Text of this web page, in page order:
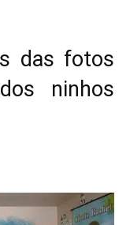
das fotos
ninhos